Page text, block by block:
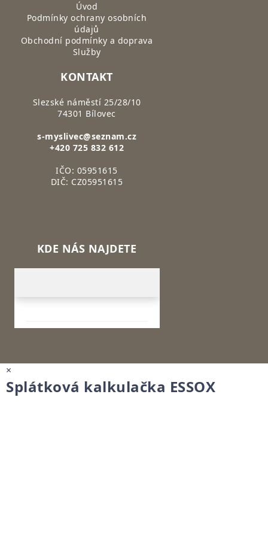
Úvod
Podmínky ochrany osobních
údajů
Obchodní podmínky a doprava
Služby
KONTAKT
Slezské náměstí 25/28/10
74301 Bílovec
s-myslivec@seznam.cz
+420 725 832 612
IČO: 05951615
DIČ: CZ05951615
KDE NÁS NAJDETE
×
Splátková kalkulačka ESSOX